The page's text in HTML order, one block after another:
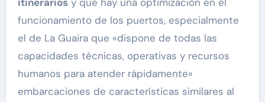
funcionamiento de los puertos, especialmente
el de La Guaira que «dispone de todas las
capacidades técnicas, operativas y recursos
humanos para atender rápidamente»
embarcaciones de características similares al